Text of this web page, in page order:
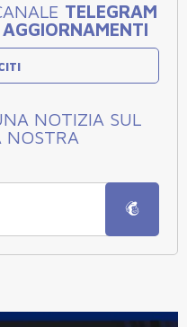
TELEGRAM
AGGIORNAMENTI
NOTIZIA SUL
NOSTRA